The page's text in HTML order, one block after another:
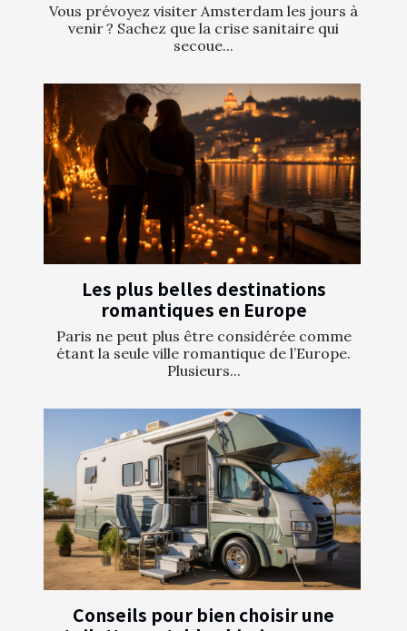
Vous prévoyez visiter Amsterdam les jours à
venir ? Sachez que la crise sanitaire qui
secoue...
Les plus belles destinations
romantiques en Europe
Paris ne peut plus être considérée comme
étant la seule ville romantique de l’Europe.
Plusieurs...
Conseils pour bien choisir une